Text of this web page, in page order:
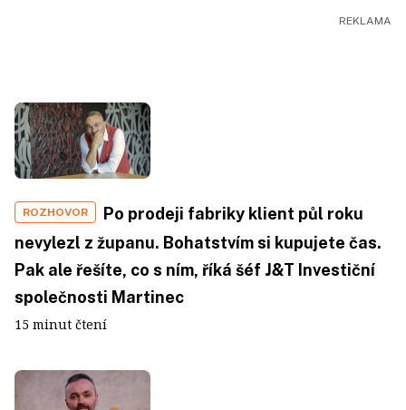
ROZHOVOR
Po prodeji fabriky klient půl roku
nevylezl z županu. Bohatstvím si kupujete čas.
Pak ale řešíte, co s ním, říká šéf J&T Investiční
společnosti Martinec
15 minut čtení